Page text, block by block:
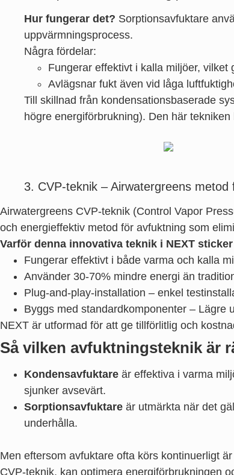
Hur fungerar det? Sorptionsavfuktare
uppvärmningsprocess.
Några fördelar:
Fungerar effektivt i kalla miljöer,
Avlägsnar fukt även vid låga
Till skillnad från kondensationsbaserade
högre energiförbrukning). Den här
3. CVP-teknik – Airwatergreens metod
Airwatergreens CVP-teknik (Control Vapor
och energieffektiv metod för avfuktning som
Varför denna innovativa teknik i NEXT
Fungerar effektivt i både varma och kalla
Använder 30-70% mindre energi än
Plug-and-play-installation – enkel
Byggs med standardkomponenter – Lägre
NEXT är utformad för att ge tillförlitlig och
Så vilken avfuktningsteknik är
Kondensavfuktare är effektiva i varma
sjunker avsevärt.
Sorptionsavfuktare är utmärkta när det
underhålla.
Men eftersom avfuktare ofta körs kontinuerligt
CVP-teknik, kan optimera energiförbrukningen